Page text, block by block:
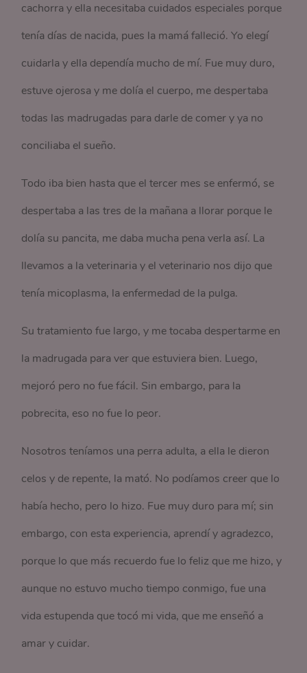
cachorra y ella necesitaba cuidados especiales porque
tenía días de nacida, pues la mamá falleció. Yo elegí
cuidarla y ella dependía mucho de mí. Fue muy duro,
estuve ojerosa y me dolía el cuerpo, me despertaba
todas las madrugadas para darle de comer y ya no
conciliaba el sueño.
Todo iba bien hasta que el tercer mes se enfermó, se
despertaba a las tres de la mañana a llorar porque le
dolía su pancita, me daba mucha pena verla así. La
llevamos a la veterinaria y el veterinario nos dijo que
tenía micoplasma, la enfermedad de la pulga.
Su tratamiento fue largo, y me tocaba despertarme en
la madrugada para ver que estuviera bien. Luego,
mejoró pero no fue fácil. Sin embargo, para la
pobrecita, eso no fue lo peor.
Nosotros teníamos una perra adulta, a ella le dieron
celos y de repente, la mató. No podíamos creer que lo
había hecho, pero lo hizo. Fue muy duro para mí; sin
embargo, con esta experiencia, aprendí y agradezco,
porque lo que más recuerdo fue lo feliz que me hizo, y
aunque no estuvo mucho tiempo conmigo, fue una
vida estupenda que tocó mi vida, que me enseñó a
amar y cuidar.